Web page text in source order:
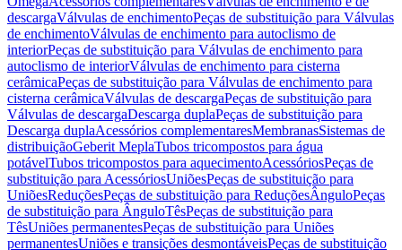
descargaVálvulas de enchimentoPeças de substituição para Válvulas
de enchimentoVálvulas de enchimento para autoclismo de
interiorPeças de substituição para Válvulas de enchimento para
autoclismo de interiorVálvulas de enchimento para cisterna
cerâmicaPeças de substituição para Válvulas de enchimento para
cisterna cerâmicaVálvulas de descargaPeças de substituição para
Válvulas de descargaDescarga duplaPeças de substituição para
Descarga duplaAcessórios complementaresMembranasSistemas de
distribuiçãoGeberit MeplaTubos tricompostos para água
potávelTubos tricompostos para aquecimentoAcessóriosPeças de
substituição para AcessóriosUniõesPeças de substituição para
UniõesReduçõesPeças de substituição para ReduçõesÂnguloPeças
de substituição para ÂnguloTêsPeças de substituição para
TêsUniões permanentesPeças de substituição para Uniões
permanentesUniões e transições desmontáveisPeças de substituição